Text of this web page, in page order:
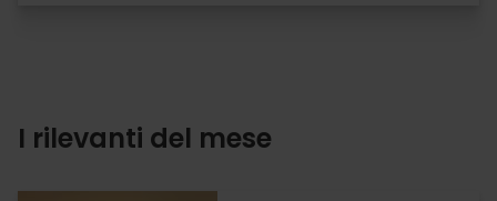
I rilevanti del mese